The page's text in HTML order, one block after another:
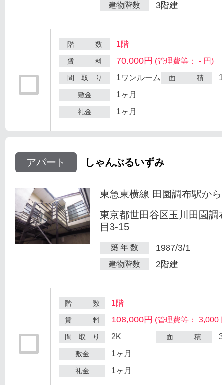
建物階数 3階建
階 数 1階
賃 料 70,000円 (管理費等： - 円)
間 取 り 1ワンルーム 面 積
敷金 1ヶ月
礼金 1ヶ月
アパート しゃんぶるいずみ
東急東横線 田園調布駅か
東京都世田谷区玉川田園調
目3-15
築 年 数 1987/3/1
建物階数 2階建
階 数 1階
賃 料 108,000円 (管理費等： 3,000
間 取 り 2K 面 積
敷金 1ヶ月
礼金 1ヶ月